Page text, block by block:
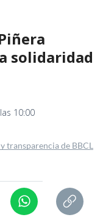
solidaridad
10:00
transparencia de BBCL